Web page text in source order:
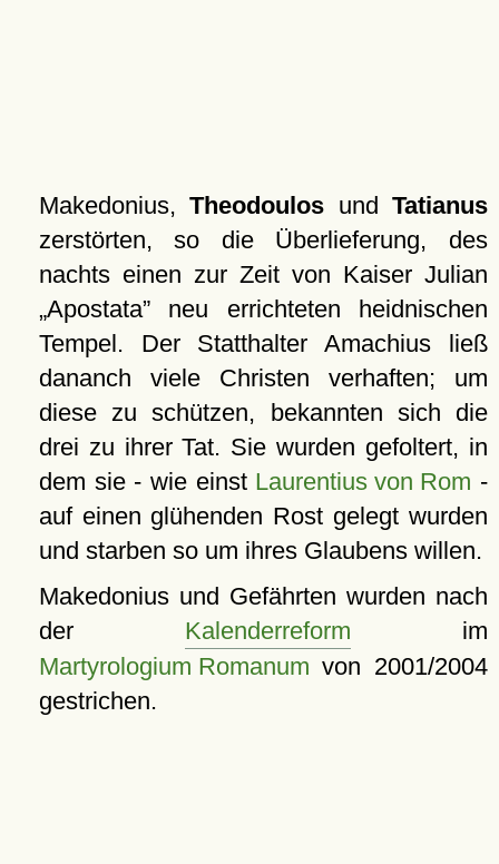
Makedonius,Theodoulos undTatianus
zerstörten, so die Überlieferung, des
nachts einen zur Zeit von Kaiser Julian
Apostata neu errichteten heidnischen
Tempel. Der Statthalter Amachius ließ
dananch viele Christen verhaften; um
diese zu schützen, bekannten sich die
drei zu ihrer Tat. Sie wurden gefoltert, in
dem sie - wie einst Laurentius von Rom -
auf einen glühenden Rost gelegt wurden
und starben so um ihres Glaubens willen.
Makedonius und Gefährten wurden nach
der Kalenderreform im
Martyrologium Romanum von 2001/2004
gestrichen.